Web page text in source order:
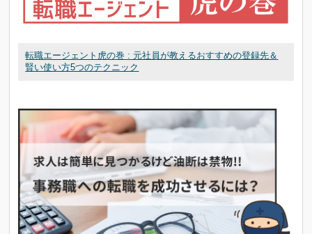
転職エージェント虎の巻 : 元社員が教えるおすすめの登録先＆
賢い使い方5つのテクニック